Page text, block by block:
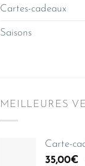
Cartes-cadeaux
Saisons
MEILLEURES
Carte-
35,00€